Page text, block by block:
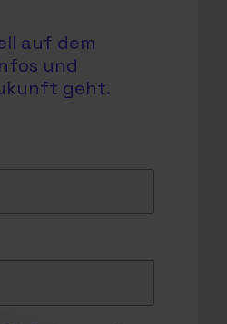
auf dem
und
geht.